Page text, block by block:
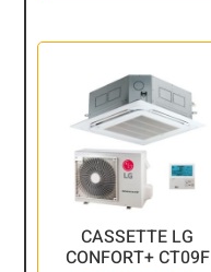
CASSETTE LG
CONFORT+ CT09F